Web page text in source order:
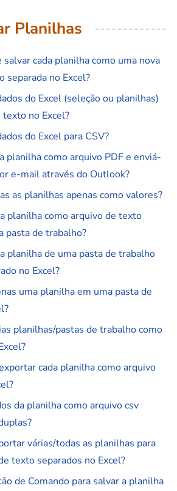
Planilhas
cada planilha como uma nova
separada no Excel?
do Excel (seleção ou planilhas)
no Excel?
do Excel para CSV?
planilha como arquivo PDF e enviá-
e-mail através do Outlook?
as planilhas apenas como valores?
planilha como arquivo de texto
pasta de trabalho?
planilha de uma pasta de trabalho
no Excel?
uma planilha em uma pasta de
planilhas/pastas de trabalho como
cada planilha como arquivo
da planilha como arquivo csv
várias/todas as planilhas para
texto separados no Excel?
de Comando para salvar a planilha